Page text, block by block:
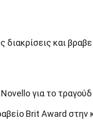
και
για το
Brit Award στην